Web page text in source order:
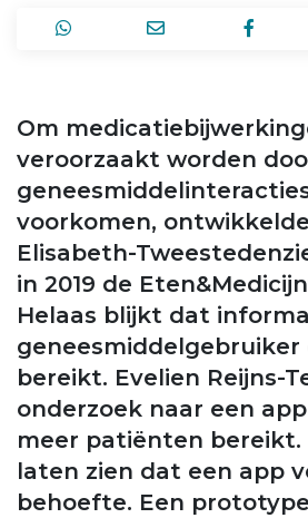
Om
veroorzaakt worden
voorkomen,
Elisabeth-
in 2019 de
Helaas blijkt dat
geneesmiddelgebruiker
bereikt. Evelien Reijns-
onderzoek naar een
meer patiënten
laten zien dat een app
behoefte. Een